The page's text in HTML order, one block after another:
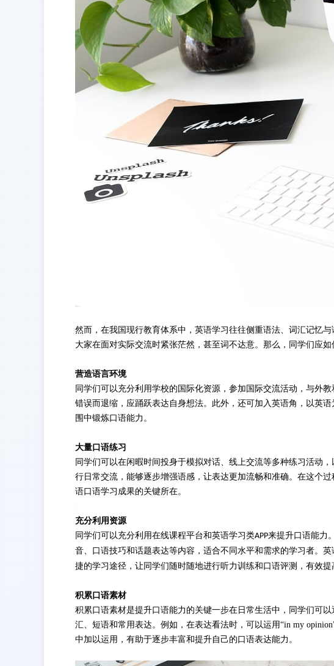
然而，在我国现行教育体系中，英语学习往往侧重语法、词汇记忆
大家在面对实际交流时紧张茫然，甚至词不达意。那么，同学们应
营造语言环境
同学们可以充分利用学校的国际化资源，参加国际交流活动，与外
错误而退缩，应踊跃表达自身想法。此外，还可加入英语角，以英
围中锻炼口语能力。
大量口语练习
同学们可以在闲暇时间投身于模拟对话、线上交流等多种练习活动
行日常交流，能够逐步增强语感，让表达更加流畅和准确。在这个
语口语学习成果的关键所在。
充分利用资源
同学们可以充分利用在线课程平台和英语学习类APP来提升口语能力
音、口语技巧和话题表达等内容，适合不同水平和需求的学习者。英
捷的学习途径，让同学们随时随地进行听力训练和口语评测，有效提
积累口语素材
积累口语素材是提升口语能力的关键一步在日常生活中，同学们可以
汇、短语和常用表达。例如，在表达看法时，可以运用“in my
中加以运用，有助于逐步丰富和提升自己的口语表达能力。